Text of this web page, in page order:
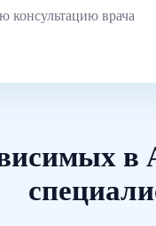
консультацию врача